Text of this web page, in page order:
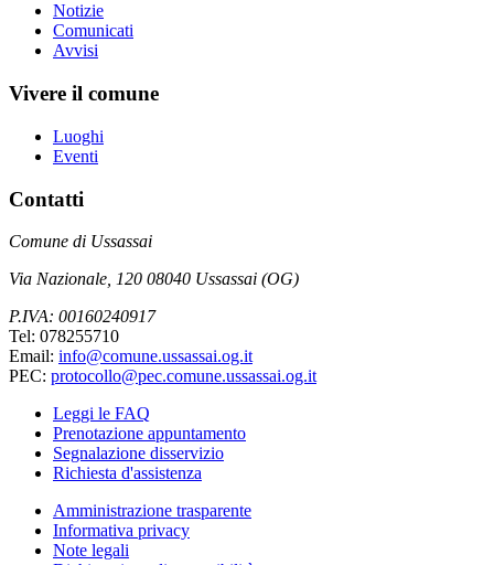
Notizie
Comunicati
Avvisi
Vivere il comune
Luoghi
Eventi
Contatti
Comune di Ussassai
Via Nazionale, 120 08040 Ussassai (OG)
P.IVA: 00160240917
Tel: 078255710
Email: info@comune.ussassai.og.it
PEC: protocollo@pec.comune.ussassai.og.it
Leggi le FAQ
Prenotazione appuntamento
Segnalazione disservizio
Richiesta d'assistenza
Amministrazione trasparente
Informativa privacy
Note legali